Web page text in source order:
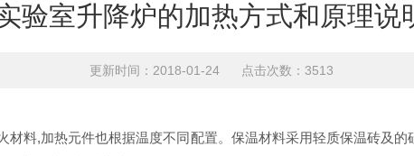
验室升降炉的加热方式和原理说
更新时间：2018-01-24 点击次数：3513
材料,加热元件也根据温度不同配置。保温材料采用轻质保温砖及